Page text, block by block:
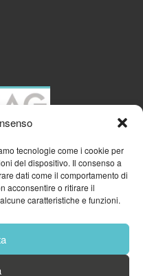
tecnologie come i cookie per
del dispositivo. Il consenso a
dati come il comportamento di
acconsentire o ritirare il
caratteristiche e funzioni.